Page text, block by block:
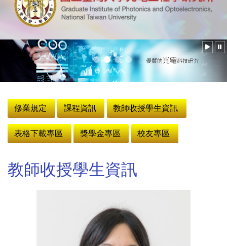
修業規定
課程資訊 教師收授學生資訊
表格下載專區 獎學金專區 校友專區
教師收授學生資訊